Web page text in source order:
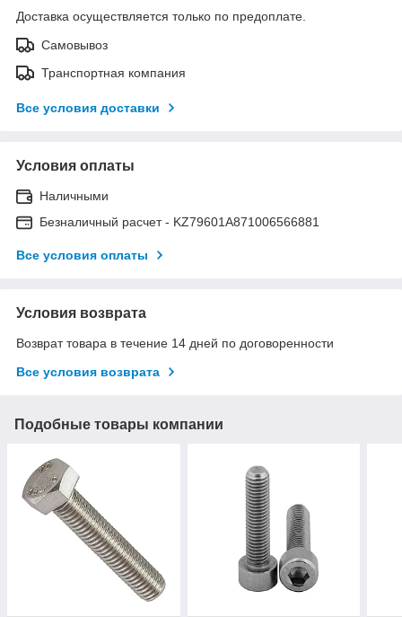
Доставка осуществляется только по предоплате.
Самовывоз
Транспортная компания
Все условия доставки
Условия оплаты
Наличными
Безналичный расчет - KZ79601A871006566881
Все условия оплаты
Условия возврата
Возврат товара в течение 14 дней по договоренности
Все условия возврата
Подобные товары компании